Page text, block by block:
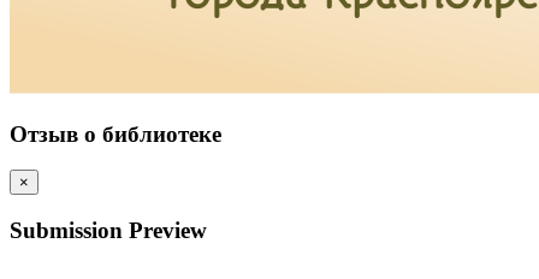
Отзыв о библиотеке
×
Submission Preview